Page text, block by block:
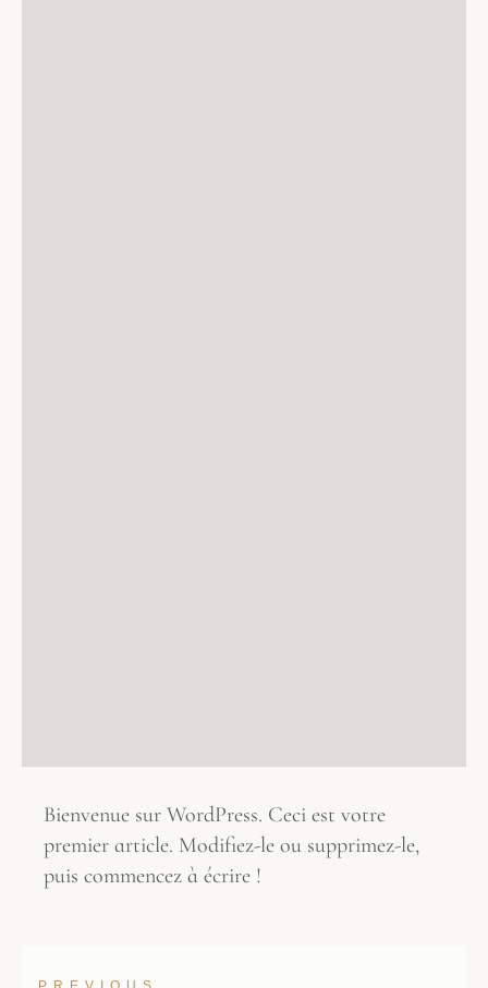
Bienvenue sur WordPress. Ceci est votre
premier article. Modifiez-le ou supprimez-le,
puis commencez à écrire !